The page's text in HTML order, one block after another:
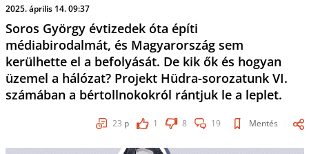
2025. április 14. 09:37
Soros György évtizedek óta építi
médiabirodalmát, és Magyarország sem
kerülhette el a befolyását. De kik ők és hogyan
üzemel a hálózat? Projekt Hüdra-sorozatunk VI.
számában a bértollnokokról rántjuk le a leplet.
23 p 1 8 19 Mentés